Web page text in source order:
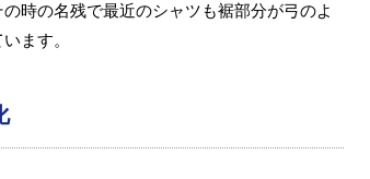
時の名残で最近のシャツも裾部分が弓のよ
ます。